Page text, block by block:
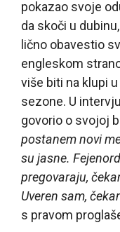
pokazao svoje
da skoči u
lično obavestio
engleskom
više biti na klupi
sezone. U
govorio o svojoj
postanem novi
su jasne.
pregovaraju,
Uveren sam,
s pravom